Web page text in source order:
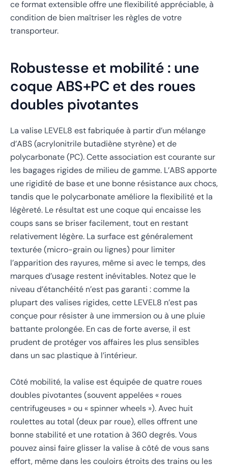
ce format extensible offre une flexibilité appréciable, à
condition de bien maîtriser les règles de votre
transporteur.
Robustesse et mobilité : une
coque ABS+PC et des roues
doubles pivotantes
La valise LEVEL8 est fabriquée à partir d’un mélange
d’ABS (acrylonitrile butadiène styrène) et de
polycarbonate (PC). Cette association est courante sur
les bagages rigides de milieu de gamme. L’ABS apporte
une rigidité de base et une bonne résistance aux chocs,
tandis que le polycarbonate améliore la flexibilité et la
légèreté. Le résultat est une coque qui encaisse les
coups sans se briser facilement, tout en restant
relativement légère. La surface est généralement
texturée (micro-grain ou lignes) pour limiter
l’apparition des rayures, même si avec le temps, des
marques d’usage restent inévitables. Notez que le
niveau d’étanchéité n’est pas garanti : comme la
plupart des valises rigides, cette LEVEL8 n’est pas
conçue pour résister à une immersion ou à une pluie
battante prolongée. En cas de forte averse, il est
prudent de protéger vos affaires les plus sensibles
dans un sac plastique à l’intérieur.
Côté mobilité, la valise est équipée de quatre roues
doubles pivotantes (souvent appelées « roues
centrifugeuses » ou « spinner wheels »). Avec huit
roulettes au total (deux par roue), elles offrent une
bonne stabilité et une rotation à 360 degrés. Vous
pouvez ainsi faire glisser la valise à côté de vous sans
effort, même dans les couloirs étroits des trains ou les